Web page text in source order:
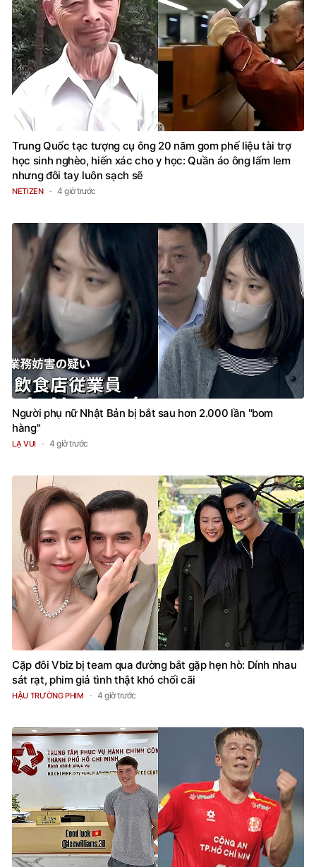
Trung Quốc tạc tượng cụ ông 20 năm gom phế liệu tài trợ
học sinh nghèo, hiến xác cho y học: Quần áo ông lấm lem
nhưng đôi tay luôn sạch sẽ
NETIZEN 4 giờ trước
Người phụ nữ Nhật Bản bị bắt sau hơn 2.000 lần "bom
hàng"
LẠ VUI 4 giờ trước
Cặp đôi Vbiz bị team qua đường bắt gặp hẹn hò: Dính nhau
sát rạt, phim giả tình thật khó chối cãi
HẬU TRƯỜNG PHIM 4 giờ trước